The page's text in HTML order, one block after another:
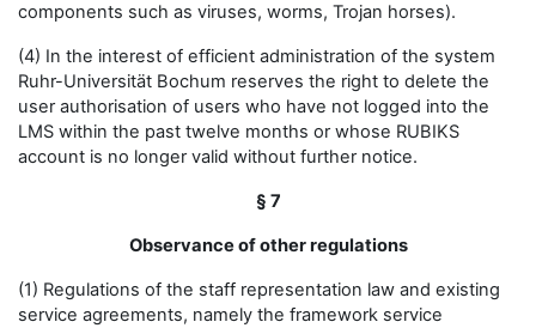
components such as viruses, worms, Trojan horses).
(4) In the interest of efficient administration of the system
Ruhr-Universität Bochum reserves the right to delete the
user authorisation of users who have not logged into the
LMS within the past twelve months or whose RUBIKS
account is no longer valid without further notice.
§ 7
Observance of other regulations
(1) Regulations of the staff representation law and existing
service agreements, namely the framework service